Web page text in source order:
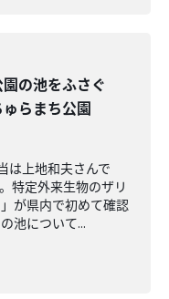
園の池をふさぐ
らまち公園
は上地和夫さんで
特定外来生物のザリ
が県内で初めて確認
池について...